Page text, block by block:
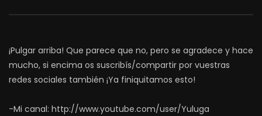
¡Pulgar arriba! Que parece que no, pero se agradece y hace
mucho, si encima os suscribís/compartir por vuestras
redes sociales también ¡Ya finiquitamos esto!
-Mi canal: http://www.youtube.com/user/Yuluga